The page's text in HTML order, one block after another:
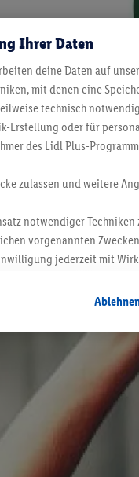
Ihrer Daten
deine Daten auf
mit denen eine
technisch
Erstellung oder für
des Lidl Plus-
zulassen und weitere
notwendiger
vorgenannten
jederzeit mit